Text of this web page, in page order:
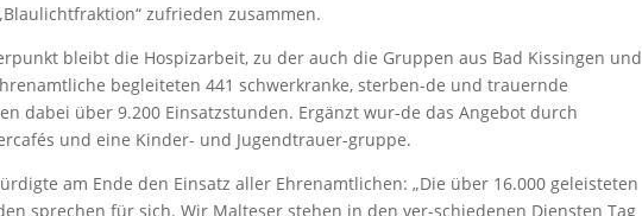
zufrieden zusammen.
bleibt die Hospizarbeit, zu der auch die Gruppen aus Bad Kissingen und
begleiteten 441 schwerkranke, sterben-de und trauernde
dabei über 9.200 Einsatzstunden. Ergänzt wur-de das Angebot durch
und eine Kinder- und Jugendtrauer-gruppe.
am Ende den Einsatz aller Ehrenamtlichen: „Die über 16.000 geleisteten
sprechen für sich. Wir Malteser stehen in den ver-schiedenen Diensten Tag